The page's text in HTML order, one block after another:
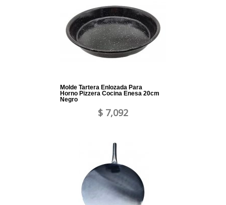
Molde Tartera Enlozada Para
Horno Pizzera Cocina Enesa 20cm
Negro
$ 7,092